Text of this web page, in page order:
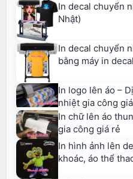
In decal chuyển
Nhật)
In decal chuyển
bằng máy in
In logo lên áo –
nhiệt gia công
In chữ lên áo
gia công giá rẻ
In hình ảnh lên
khoác, áo thể